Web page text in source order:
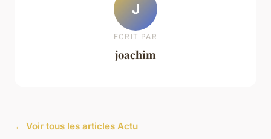
J
ECRIT PAR
joachim
← Voir tous les articles Actu